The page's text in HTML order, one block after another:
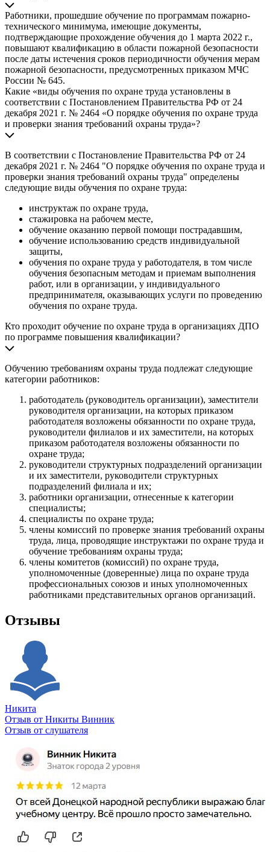
Работники, прошедшие обучение по программам пожарно-
технического минимума, имеющие документы,
подтверждающие прохождение обучения до 1 марта 2022 г.,
повышают квалификацию в области пожарной безопасности
после даты истечения сроков периодичности обучения мерам
пожарной безопасности, предусмотренных приказом МЧС
России № 645.
Какие «виды обучения по охране труда установлены в
соответствии с Постановлением Правительства РФ от 24
декабря 2021 г. № 2464 «О порядке обучения по охране труда
и проверки знания требований охраны труда»?
В соответствии с Постановление Правительства РФ от 24
декабря 2021 г. № 2464 "О порядке обучения по охране труда и
проверки знания требований охраны труда" определены
следующие виды обучения по охране труда:
инструктаж по охране труда,
стажировка на рабочем месте,
обучение оказанию первой помощи пострадавшим,
обучение использованию средств индивидуальной
защиты,
обучения по охране труда у работодателя, в том числе
обучения безопасным методам и приемам выполнения
работ, или в организации, у индивидуального
предпринимателя, оказывающих услуги по проведению
обучения по охране труда.
Кто проходит обучение по охране труда в организациях ДПО
по программе повышения квалификации?
Обучению требованиям охраны труда подлежат следующие
категории работников:
работодатель (руководитель организации), заместители
руководителя организации, на которых приказом
работодателя возложены обязанности по охране труда,
руководители филиалов и их заместители, на которых
приказом работодателя возложены обязанности по
охране труда;
руководители структурных подразделений организации
и их заместители, руководители структурных
подразделений филиала и их;
работники организации, отнесенные к категории
специалисты;
специалисты по охране труда;
члены комиссий по проверке знания требований охраны
труда, лица, проводящие инструктажи по охране труда и
обучение требованиям охраны труда;
члены комитетов (комиссий) по охране труда,
уполномоченные (доверенные) лица по охране труда
профессиональных союзов и иных уполномоченных
работниками представительных органов организаций.
Отзывы
Никита
Отзыв от Никиты Винник
Отзыв от слушателя